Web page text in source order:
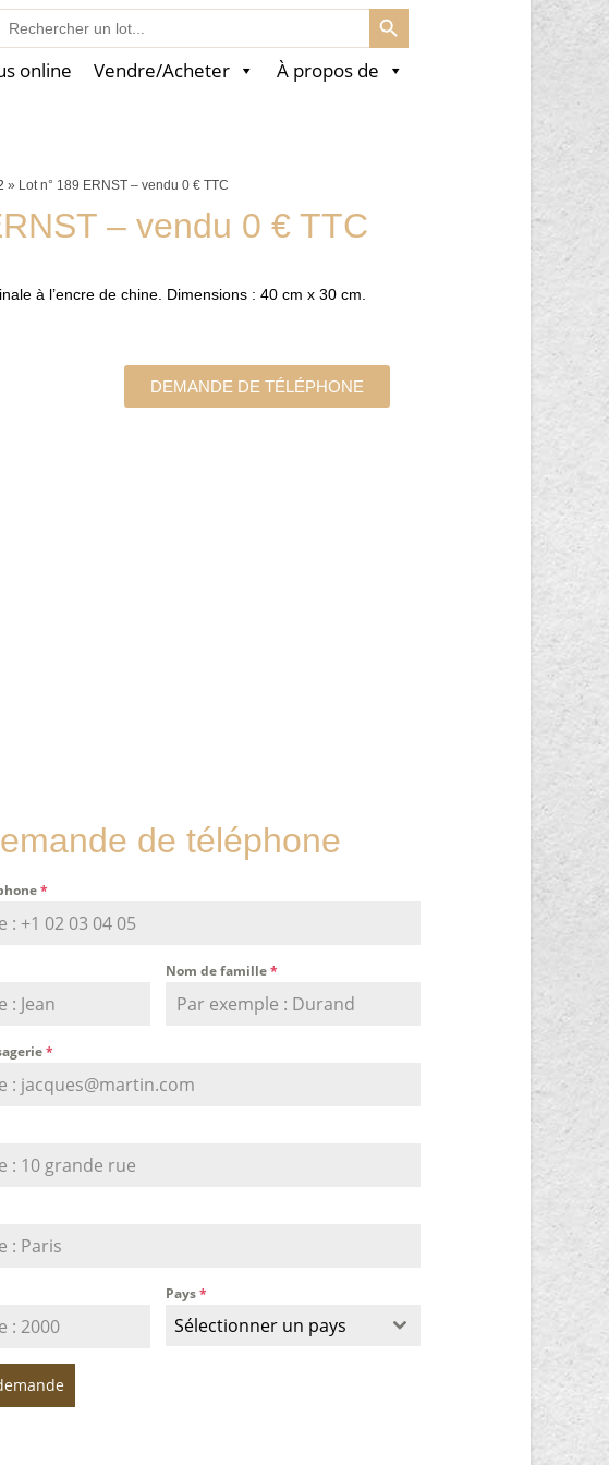
for:
SEARCH BUTTON
online Vendre/Acheter À propos de
» Lot n° 189 ERNST – vendu 0 € TTC
– vendu 0 € TTC
à l’encre de chine. Dimensions : 40 cm x 30 cm.
DEMANDE DE TÉLÉPHONE
de téléphone
*
Nom de famille*
*
Pays*
Sélectionner un pays